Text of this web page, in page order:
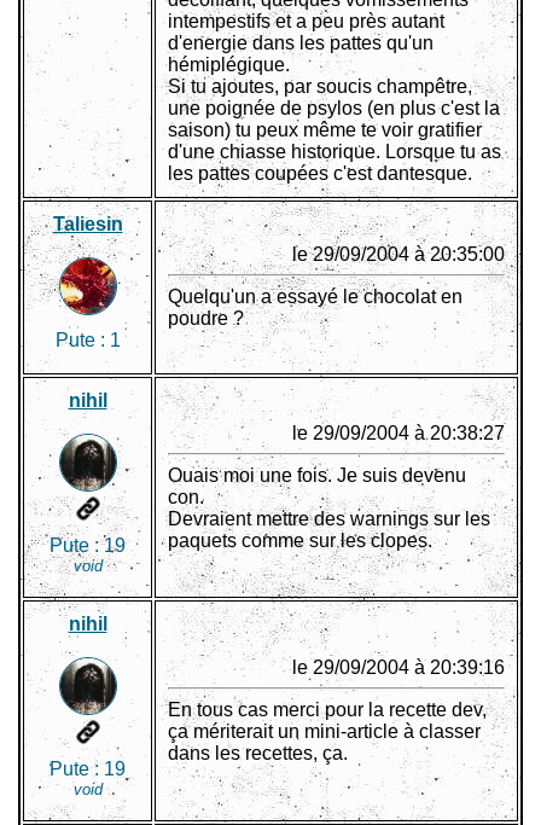
intempestifs et a peu près autant
d'energie dans les pattes qu'un
hémiplégique.
Si tu ajoutes, par soucis champêtre,
une poignée de psylos (en plus c'est la
saison) tu peux même te voir gratifier
d'une chiasse historique. Lorsque tu as
les pattes coupées c'est dantesque.
Taliesin
Pute : 1
le 29/09/2004 à 20:35:00
Quelqu'un a essayé le chocolat en
poudre ?
nihil
Pute :19
void
le 29/09/2004 à 20:38:27
Ouais moi une fois. Je suis devenu
con.
Devraient mettre des warnings sur les
paquets comme sur les clopes.
nihil
Pute : 19
void
le 29/09/2004 à 20:39:16
En tous cas merci pour la recette dev,
ça mériterait un mini-article à classer
dans les recettes, ça.